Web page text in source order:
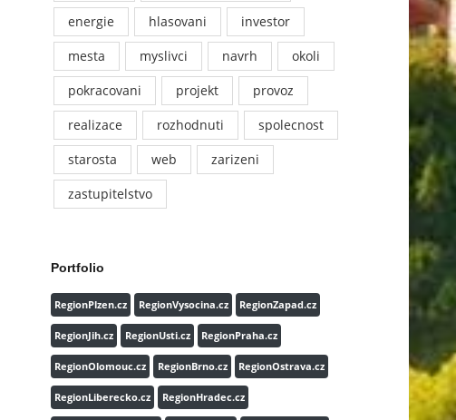
energie
hlasovani
investor
mesta
myslivci navrh
okoli
pokracovani
projekt
provoz
realizace
rozhodnuti
spolecnost
starosta
web
zarizeni
zastupitelstvo
Portfolio
RegionPlzen.cz RegionVysocina.cz RegionZapad.cz
RegionJih.cz RegionUsti.cz RegionPraha.cz
RegionOlomouc.cz RegionBrno.cz RegionOstrava.cz
RegionLiberecko.cz RegionHradec.cz